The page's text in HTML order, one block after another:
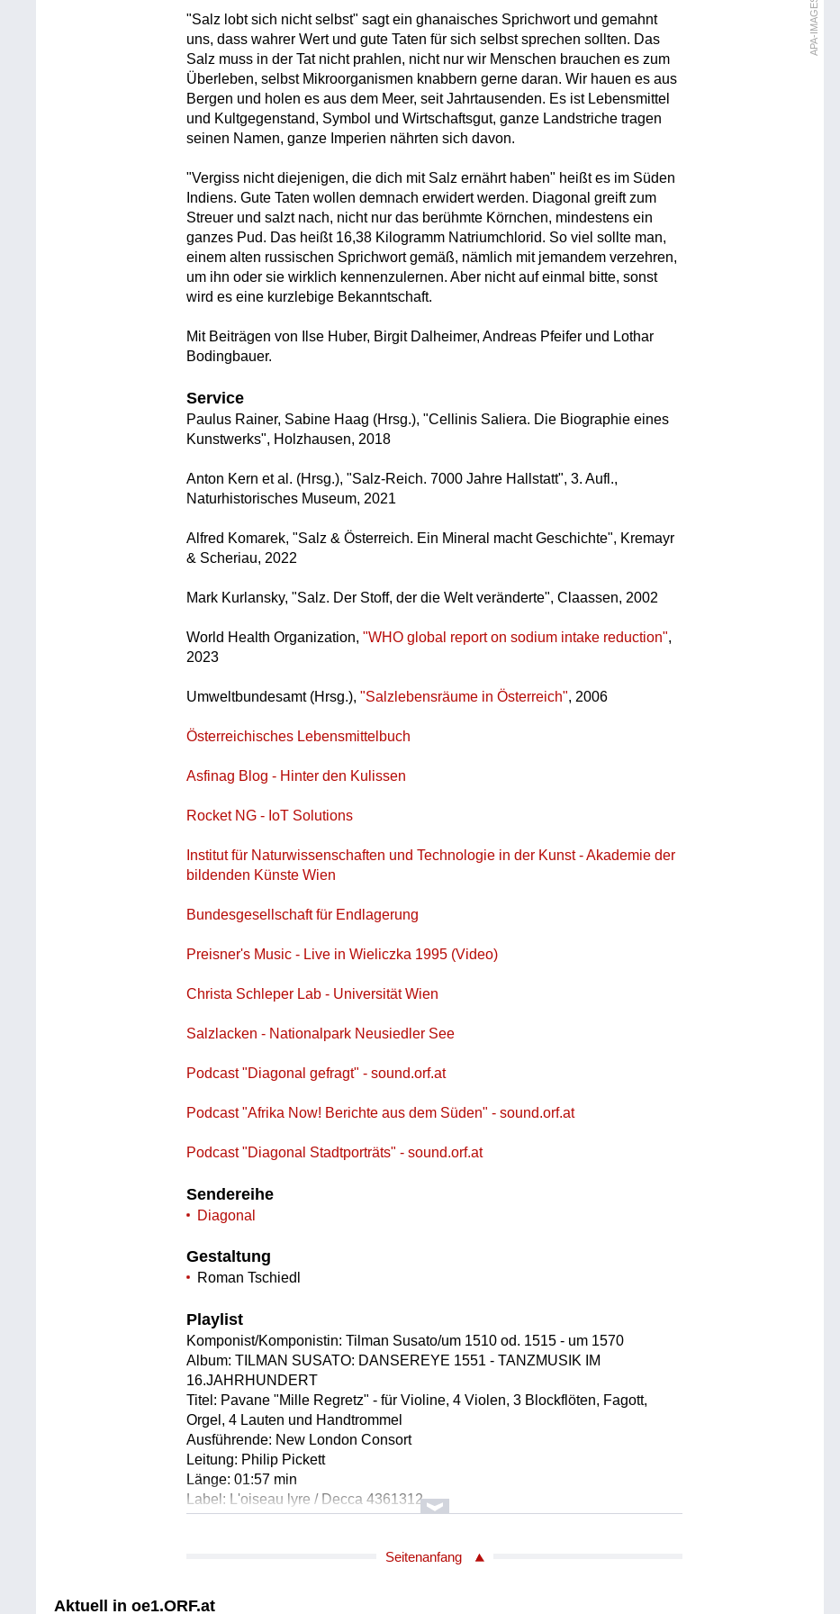
"Salz lobt sich nicht selbst" sagt ein ghanaisches Sprichwort und gemahnt
uns, dass wahrer Wert und gute Taten für sich selbst sprechen sollten. Das
Salz muss in der Tat nicht prahlen, nicht nur wir Menschen brauchen es zum
Überleben, selbst Mikroorganismen knabbern gerne daran. Wir hauen es aus
Bergen und holen es aus dem Meer, seit Jahrtausenden. Es ist Lebensmittel
und Kultgegenstand, Symbol und Wirtschaftsgut, ganze Landstriche tragen
seinen Namen, ganze Imperien nährten sich davon.
"Vergiss nicht diejenigen, die dich mit Salz ernährt haben" heißt es im Süden
Indiens. Gute Taten wollen demnach erwidert werden. Diagonal greift zum
Streuer und salzt nach, nicht nur das berühmte Körnchen, mindestens ein
ganzes Pud. Das heißt 16,38 Kilogramm Natriumchlorid. So viel sollte man,
einem alten russischen Sprichwort gemäß, nämlich mit jemandem verzehren,
um ihn oder sie wirklich kennenzulernen. Aber nicht auf einmal bitte, sonst
wird es eine kurzlebige Bekanntschaft.
Mit Beiträgen von Ilse Huber, Birgit Dalheimer, Andreas Pfeifer und Lothar
Bodingbauer.
Service
Paulus Rainer, Sabine Haag (Hrsg.), "Cellinis Saliera. Die Biographie eines
Kunstwerks", Holzhausen, 2018
Anton Kern et al. (Hrsg.), "Salz-Reich. 7000 Jahre Hallstatt", 3. Aufl.,
Naturhistorisches Museum, 2021
Alfred Komarek, "Salz & Österreich. Ein Mineral macht Geschichte", Kremayr
& Scheriau, 2022
Mark Kurlansky, "Salz. Der Stoff, der die Welt veränderte", Claassen, 2002
World Health Organization,"WHO global report on sodium intake reduction",
2023
Umweltbundesamt (Hrsg.),"Salzlebensräume in Österreich", 2006
Österreichisches Lebensmittelbuch
Asfinag Blog - Hinter den Kulissen
Rocket NG - IoT Solutions
Institut für Naturwissenschaften und Technologie in der Kunst - Akademie der
bildenden Künste Wien
Bundesgesellschaft für Endlagerung
Preisner's Music - Live in Wieliczka 1995 (Video)
Christa Schleper Lab - Universität Wien
Salzlacken - Nationalpark Neusiedler See
Podcast "Diagonal gefragt" - sound.orf.at
Podcast "Afrika Now! Berichte aus dem Süden" - sound.orf.at
Podcast "Diagonal Stadtporträts" - sound.orf.at
Sendereihe
Diagonal
Gestaltung
Roman Tschiedl
Playlist
Komponist/Komponistin: Tilman Susato/um 1510 od. 1515 - um 1570
Album: TILMAN SUSATO: DANSEREYE 1551 - TANZMUSIK IM
16.JAHRHUNDERT
Titel: Pavane "Mille Regretz" - für Violine, 4 Violen, 3 Blockflöten, Fagott,
Orgel, 4 Lauten und Handtrommel
Ausführende: New London Consort
Leitung: Philip Pickett
Länge: 01:57 min
Label: L'oiseau lyre / Decca 4361312
Textdichter/Textdichterin, Textquelle: Domenico Modugno
Titel: Salinaru (Handarchiv)
Seitenanfang
Aktuell in oe1.ORF.at